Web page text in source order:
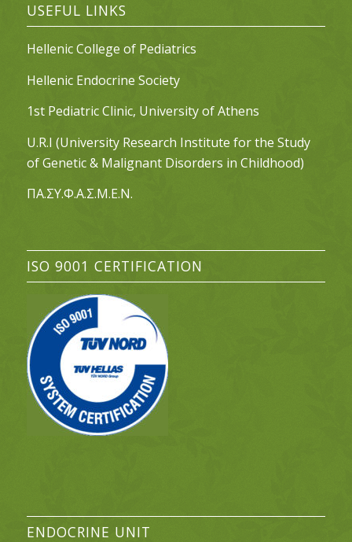
USEFUL LINKS
Hellenic College of Pediatrics
Hellenic Endocrine Society
1st Pediatric Clinic, University of Athens
U.R.I (University Research Institute for the Study
of Genetic & Malignant Disorders in Childhood)
ΠΑ.ΣΥ.Φ.Α.Σ.Μ.Ε.Ν.
ISO 9001 CERTIFICATION
ENDOCRINE UNIT